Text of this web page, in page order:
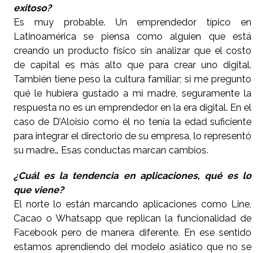
exitoso?
Es muy probable. Un emprendedor típico en
Latinoamérica se piensa como alguien que está
creando un producto físico sin analizar que el costo
de capital es más alto que para crear uno digital.
También tiene peso la cultura familiar; si me pregunto
qué le hubiera gustado a mi madre, seguramente la
respuesta no es un emprendedor en la era digital. En el
caso de D’Aloisio como él no tenía la edad suficiente
para integrar el directorio de su empresa, lo representó
su madre… Esas conductas marcan cambios.
¿Cuál es la tendencia en aplicaciones, qué es lo
que viene?
El norte lo están marcando aplicaciones como Line,
Cacao o Whatsapp que replican la funcionalidad de
Facebook pero de manera diferente. En ese sentido
estamos aprendiendo del modelo asiático que no se